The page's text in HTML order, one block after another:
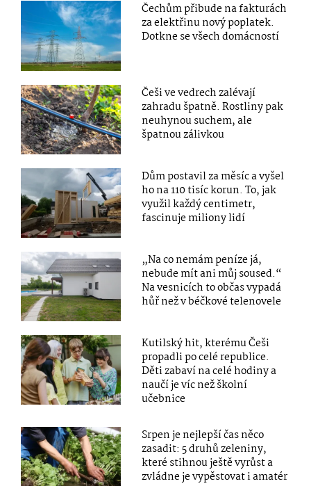
Čechům přibude na fakturách
za elektřinu nový poplatek.
Dotkne se všech domácností
Češi ve vedrech zalévají
zahradu špatně. Rostliny pak
neuhynou suchem, ale
špatnou zálivkou
Dům postavil za měsíc a vyšel
ho na 110 tisíc korun. To, jak
využil každý centimetr,
fascinuje miliony lidí
„Na co nemám peníze já,
nebude mít ani můj soused.“
Na vesnicích to občas vypadá
hůř než v béčkové telenovele
Kutilský hit, kterému Češi
propadli po celé republice.
Děti zabaví na celé hodiny a
naučí je víc než školní
učebnice
Srpen je nejlepší čas něco
zasadit: 5 druhů zeleniny,
které stihnou ještě vyrůst a
zvládne je vypěstovat i amatér